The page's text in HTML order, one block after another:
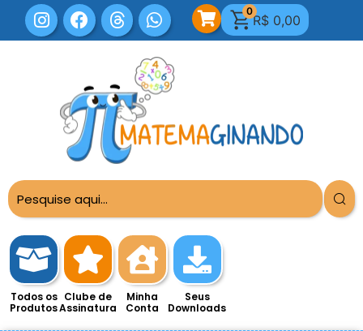
0
R$ 0,00
Todos os
Produtos
Clube de
Assinatura
Minha
Conta
Seus
Downloads